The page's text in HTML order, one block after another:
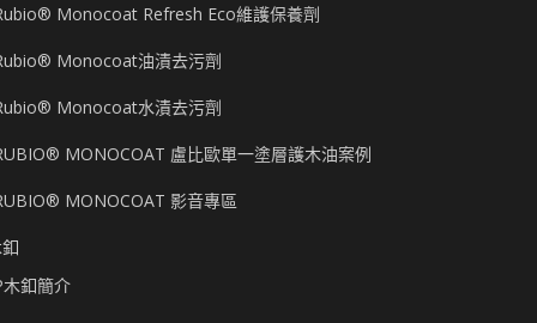
Monocoat Refresh Eco維護保養劑
Monocoat油漬去污劑
Monocoat水漬去污劑
MONOCOAT 盧比歐單一塗層護木油案例
MONOCOAT 影音專區
木釦簡介